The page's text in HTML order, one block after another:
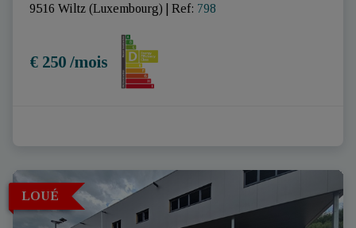
9516 Wiltz (Luxembourg) Ref: 798
€ 250 /mois
LOUÉ